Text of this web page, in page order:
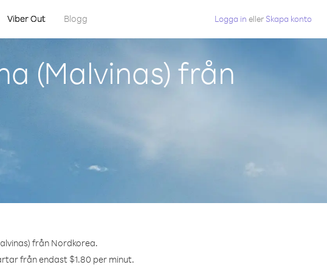
Viber Out Blogg Logga in eller Skapa konto
(Malvinas) från
från Nordkorea.
från endast $1.80 per minut.